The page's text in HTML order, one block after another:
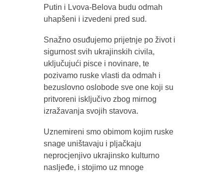
Putin i Lvova-Belova budu odmah
uhapšeni i izvedeni pred sud.
Snažno osuđujemo prijetnje po život i
sigurnost svih ukrajinskih civila,
uključujući pisce i novinare, te
pozivamo ruske vlasti da odmah i
bezuslovno oslobode sve one koji su
pritvoreni isključivo zbog mirnog
izražavanja svojih stavova.
Uznemireni smo obimom kojim ruske
snage uništavaju i pljačkaju
neprocjenjivo ukrajinsko kulturno
nasljeđe, i stojimo uz mnoge